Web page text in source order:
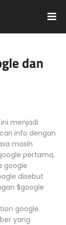
dan
menjadi
info dengan
masih
pertama,
google
disebut
$google
google.
yang